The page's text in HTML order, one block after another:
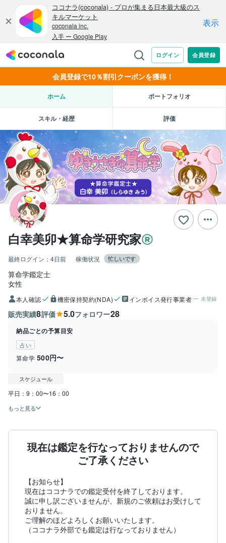
会員登録で10％割引クーポンを獲得！
ホーム ポートフォリオ
スキル・経歴 評価
白幸美卯★算命学研究家
最終ログイン： 4日前 稼働状況 忙しいです
算命学鑑定士
女性
本人確認 機密保持契約(NDA) インボイス発行事業者 未登録
販売実績8評価 5.0フォロワー28
納品ごとの予算目安
占い
算命学 500円〜
スケジュール
もっと見る
現在は鑑定を行なっておりませんので
ご了承ください
【お知らせ】
現在はココナラでの鑑定受付を終了しております。
誠に申し訳ございませんが、新規のご依頼はお受けして
おりません。
ご理解のほどよろしくお願いいたします。
（ココナラ外部でも鑑定は行なっておりません）